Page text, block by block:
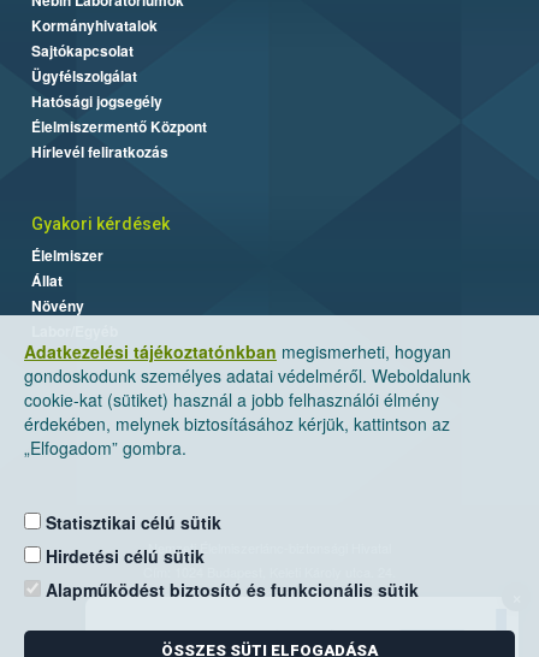
Adatkezelési tájékoztatónkban megismerheti, hogyan
gondoskodunk személyes adatai védelméről. Weboldalunk
cookie-kat (sütiket) használ a jobb felhasználói élmény
érdekében, melynek biztosításához kérjük, kattintson az
„Elfogadom” gombra.
Statisztikai célú sütik
Hirdetési célú sütik
Alapműködést biztosító és funkcionális sütik
ÖSSZES SÜTI ELFOGADÁSA
Kormányhivatalok
Sajtókapcsolat
Ügyfélszolgálat
Hatósági jogsegély
Élelmiszermentő Központ
Hírlevél feliratkozás
Gyakori kérdések
Élelmiszer
Állat
Növény
Nemzeti Élelmiszerlánc-biztonsági Hivatal
Levelezési cím: 1525 Budapest. Pf. 30.